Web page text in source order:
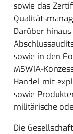
sowie das
Darüber
sowie in den
MSWiA-
Handel mit
sowie
militärische
Die Gesellschaft